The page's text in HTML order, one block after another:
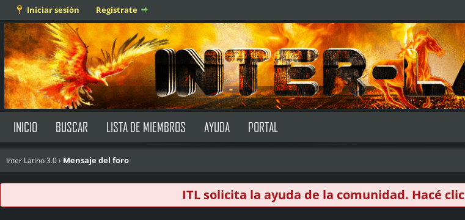
Iniciar sesión Regístrate
INICIO BUSCAR LISTA DE MIEMBROS AYUDA PORTAL
Inter Latino 3.0› Mensaje del foro
ITL solicita la ayuda de la comunidad. Hacé clic